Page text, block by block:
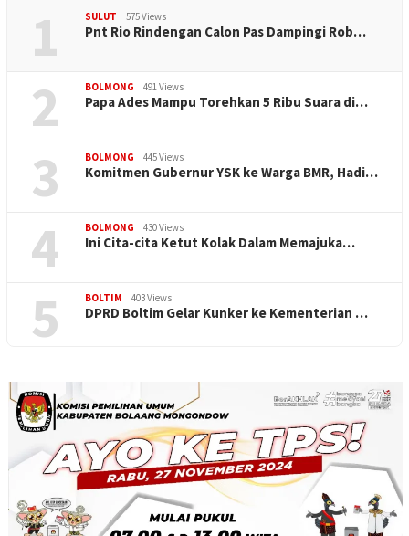
1 SULUT 575 Views
Pnt Rio Rindengan Calon Pas Dampingi Rob…
2 BOLMONG 491 Views
Papa Ades Mampu Torehkan 5 Ribu Suara di…
3 BOLMONG 445 Views
Komitmen Gubernur YSK ke Warga BMR, Hadi…
4 BOLMONG 430 Views
Ini Cita-cita Ketut Kolak Dalam Memajuka…
5 BOLTIM 403 Views
DPRD Boltim Gelar Kunker ke Kementerian …